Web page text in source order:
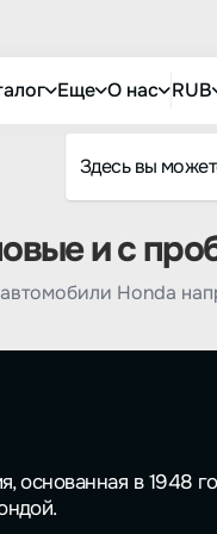
Еще О нас RUB
Здесь вы
и с
Honda
основанная в 1948